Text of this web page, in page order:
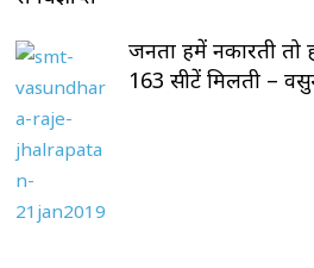
जनता हमें नकारती
163 सीटें मिलती –